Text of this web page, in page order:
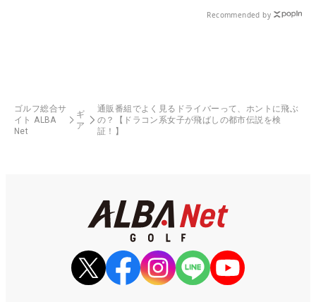
Recommended by
ゴルフ総合サ
イト ALBA
Net
ギ
ア
通販番組でよく見るドライバーって、ホントに飛ぶ
の？【ドラコン系女子が飛ばしの都市伝説を検
証！】